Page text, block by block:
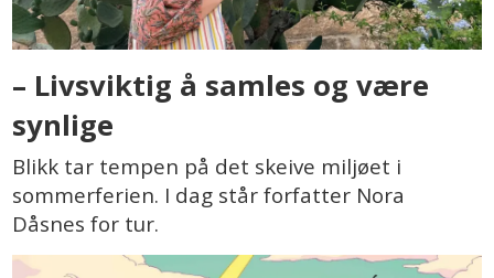
– Livsviktig å samles og være
synlige
Blikk tar tempen på det skeive miljøet i
sommerferien. I dag står forfatter Nora
Dåsnes for tur.